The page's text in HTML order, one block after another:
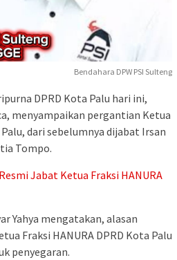
Bendahara DPW PSI Sulteng
DPRD Kota Palu hari ini,
menyampaikan pergantian Ketua
dari sebelumnya dijabat Irsan
Tompo.
Jabat Ketua Fraksi HANURA
Yahya mengatakan, alasan
Fraksi HANURA DPRD Kota Palu
penyegaran.